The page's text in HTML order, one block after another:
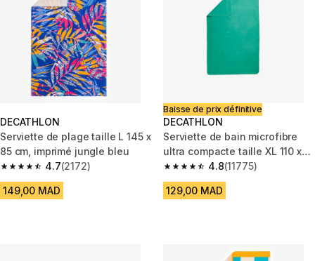
DECATHLON
Serviette de plage taille L 145 x
85 cm, imprimé jungle bleu
4.7
4.7 out of 5 stars from 2172 reviews
(2172)
149,00 MAD
Baisse de prix définitive
DECATHLON
Serviette de bain microfibre
ultra compacte taille XL 110 x
175 cm, vert sapin
4.8
4.8 out of 5 stars from 11775
(11775)
129,00 MAD